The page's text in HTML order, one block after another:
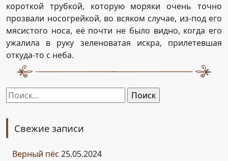
короткой трубкой, которую моряки очень точно
прозвали носогрейкой, во всяком случае, из-под его
мясистого носа, её почти не было видно, когда его
ужалила в руку зеленоватая искра, прилетевшая
откуда-то с неба.
Найти:
Свежие записи
Верный пёс 25.05.2024